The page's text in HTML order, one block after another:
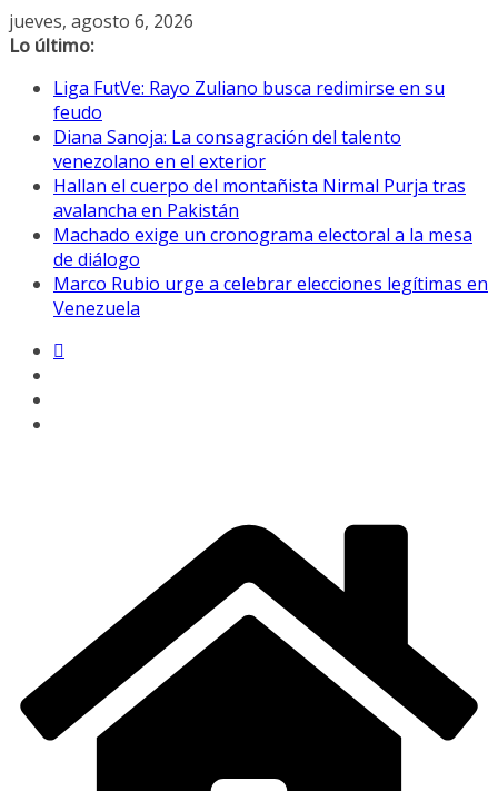
Saltar
al
jueves, agosto 6, 2026
Lo último:
Liga FutVe: Rayo Zuliano busca redimirse en su
feudo
Diana Sanoja: La consagración del talento
venezolano en el exterior
Hallan el cuerpo del montañista Nirmal Purja tras
avalancha en Pakistán
Machado exige un cronograma electoral a la mesa
de diálogo
Marco Rubio urge a celebrar elecciones legítimas en
Venezuela